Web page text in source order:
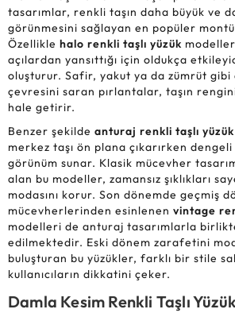
tasarımlar, renkli taşın daha büyük ve
görünmesini sağlayan en popüler
Özellikle halo renkli taşlı yüzük
açılardan yansıttığı için oldukça
oluşturur. Safir, yakut ya da zümrüt gibi
çevresini saran pırlantalar, taşın
hale getirir.
Benzer şekilde anturaj renkli taşlı yüzük
merkez taşı ön plana çıkarırken
görünüm sunar. Klasik mücevher
alan bu modeller, zamansız şıklıkları
modasını korur. Son dönemde geçmiş
mücevherlerinden esinlenen vintage
modelleri de anturaj tasarımlarla
edilmektedir. Eski dönem zarafetini
buluşturan bu yüzükler, farklı bir stile
kullanıcıların dikkatini çeker.
Damla Kesim Renkli Taşlı